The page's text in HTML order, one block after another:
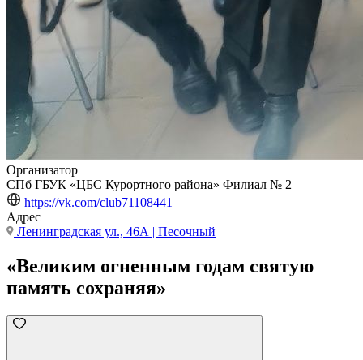
Организатор
СПб ГБУК «ЦБС Курортного района» Филиал № 2
https://vk.com/club71108441
Адрес
Ленинградская ул., 46А | Песочный
«Великим огненным годам святую
память сохраняя»